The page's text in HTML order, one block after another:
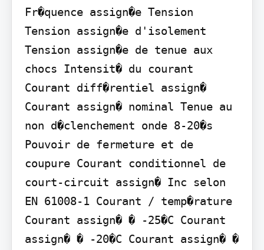
Fr�quence assign�e Tension
Tension assign�e d'isolement
Tension assign�e de tenue aux
chocs Intensit� du courant
Courant diff�rentiel assign�
Courant assign� nominal Tenue au
non d�clenchement onde 8-20�s
Pouvoir de fermeture et de
coupure Courant conditionnel de
court-circuit assign� Inc selon
EN 61008-1 Courant / temp�rature
Courant assign� � -25�C Courant
assign� � -20�C Courant assign� �